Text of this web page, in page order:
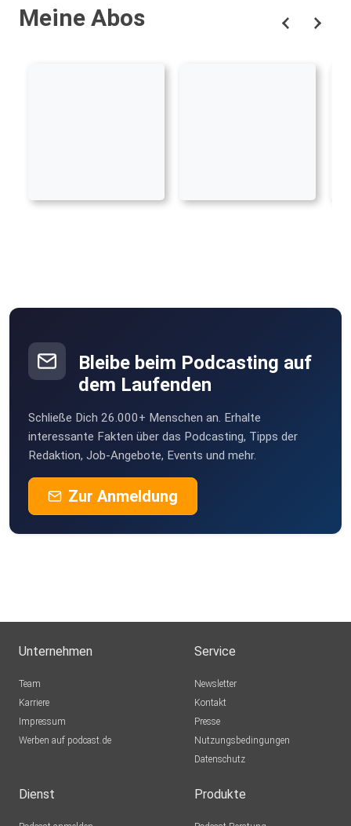
Meine Abos
Bleibe beim Podcasting auf
dem Laufenden
Schließe Dich 26.000+ Menschen an. Erhalte
interessante Fakten über das Podcasting, Tipps der
Redaktion, Job-Angebote, Events und mehr.
Zur Anmeldung
Unternehmen
Team
Karriere
Impressum
Werben auf podcast.de
Service
Newsletter
Kontakt
Presse
Nutzungsbedingungen
Datenschutz
Dienst Produkte